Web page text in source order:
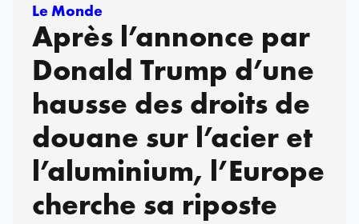
Le Monde
Après l’annonce par
Donald Trump d’une
hausse des droits de
douane sur l’acier et
l’aluminium, l’Europe
cherche sa riposte